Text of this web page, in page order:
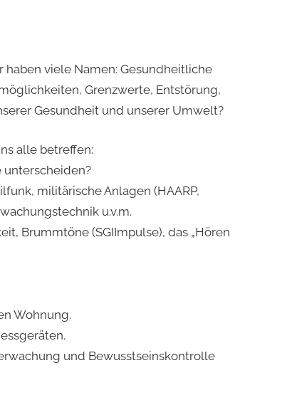
haben viele Namen: Gesundheitliche
Grenzwerte, Entstörung,
Gesundheit und unserer Umwelt?
alle betreffen:
unterscheiden?
militärische Anlagen (HAARP,
u.v.m.
Brummtöne (SGIImpulse), das „Hören
Wohnung.
und Bewusstseinskontrolle